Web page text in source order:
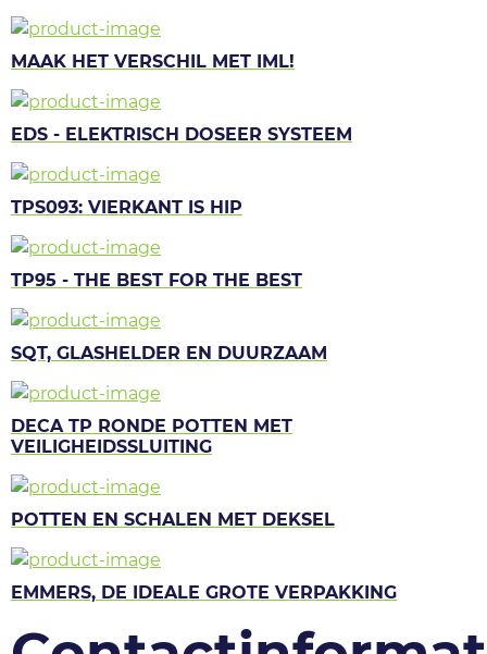
MAAK HET VERSCHIL MET IML!
EDS - ELEKTRISCH DOSEER SYSTEEM
TPS093: VIERKANT IS HIP
TP95 - THE BEST FOR THE BEST
SQT, GLASHELDER EN DUURZAAM
DECA TP RONDE POTTEN MET
VEILIGHEIDSSLUITING
POTTEN EN SCHALEN MET DEKSEL
EMMERS, DE IDEALE GROTE VERPAKKING